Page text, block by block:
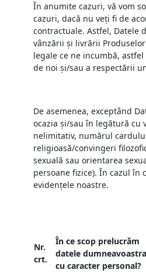
În anumite cazuri, vă vom
cazuri, dacă nu veți fi de
contractuale. Astfel, Datele
vânzării și livrării
legale ce ne incumbă,
de noi și/sau a respectării
De asemenea, exceptând
ocazia și/sau în legătură cu
nelimitativ, numărul
religioasă/convingeri
sexuală sau orientarea
persoane fizice). În cazul în
evidențele noastre.
Nr.
crt.
În ce scop prelucrăm
datele dumneavoastra
cu caracter personal?